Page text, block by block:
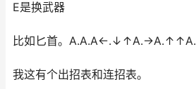
E是换武器
比如匕首。A.A.A←.↓↑A.→A.↑↑A.
我这有个出招表和连招表。